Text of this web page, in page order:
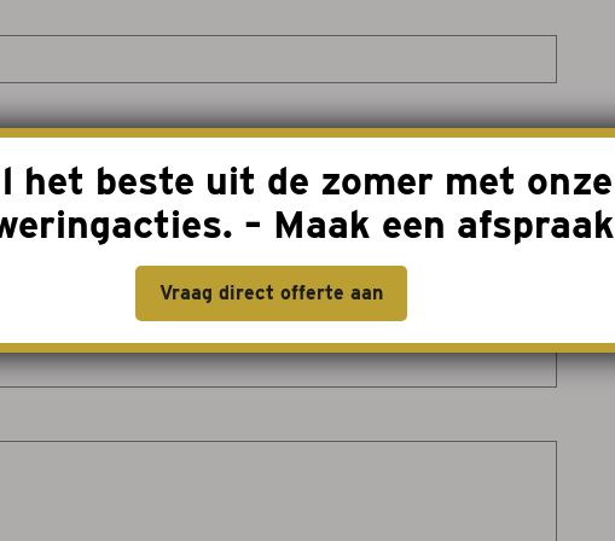
het beste uit de zomer met onze
– Maak een afspraak
Vraag direct offerte aan